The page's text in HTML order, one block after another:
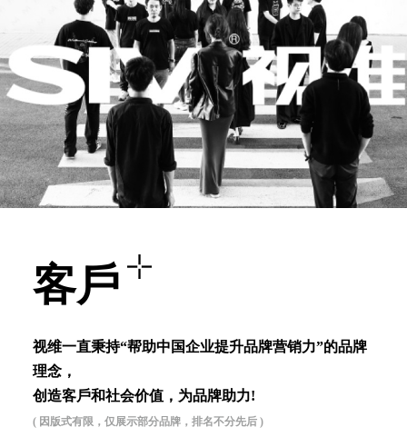
客⼾
视维⼀直秉持“帮助中国企业提升品牌营销⼒”的品牌
理念，
创造客⼾和社会价值，为品牌助⼒!
( 因版式有限，仅展示部分品牌，排名不分先后 )